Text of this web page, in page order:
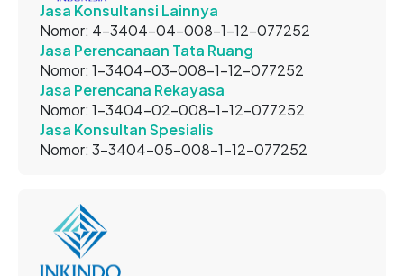
Jasa Konsultansi Lainnya
Nomor: 4-3404-04-008-1-12-077252
Jasa Perencanaan Tata Ruang
Nomor: 1-3404-03-008-1-12-077252
Jasa Perencana Rekayasa
Nomor: 1-3404-02-008-1-12-077252
Jasa Konsultan Spesialis
Nomor: 3-3404-05-008-1-12-077252